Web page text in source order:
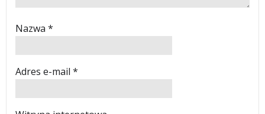
Nazwa *
Adres e-mail *